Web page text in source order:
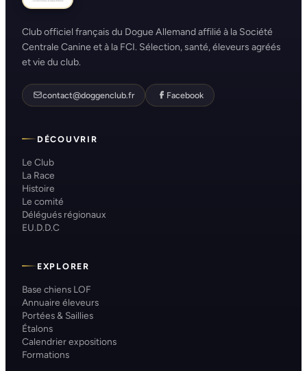
Club officiel français du Dogue Allemand affilié à la Société
Centrale Canine et à la FCI. Sélection, santé, éleveurs agréés
et vie du club.
contact@doggenclub.fr Facebook
DÉCOUVRIR
Le Club
La Race
Histoire
Le comité
Délégués régionaux
EU.D.D.C
EXPLORER
Base chiens LOF
Annuaire éleveurs
Portées & Saillies
Étalons
Calendrier expositions
Formations